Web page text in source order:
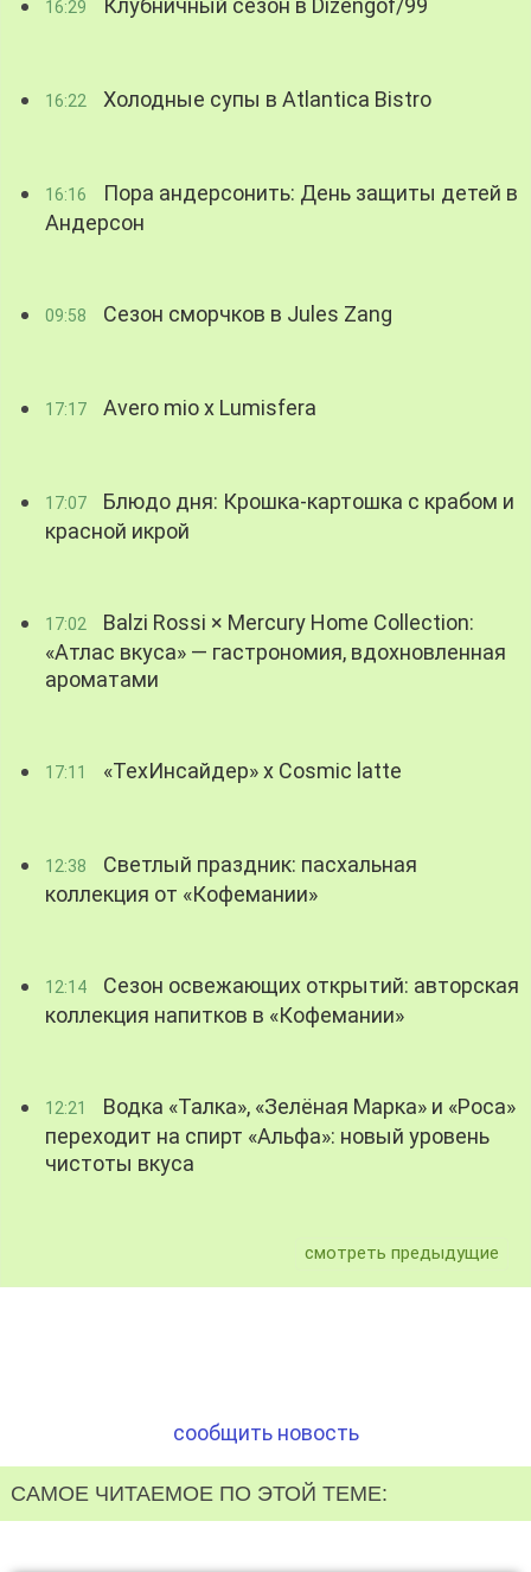
16:29 Клубничный сезон в Dizengof/99
16:22 Холодные супы в Atlantica Bistro
16:16
Пора андерсонить: День защиты детей в
Андерсон
09:58 Сезон сморчков в Jules Zang
17:17 Avero mio x Lumisfera
17:07
Блюдо дня: Крошка-картошка с крабом и
красной икрой
17:02
Balzi Rossi × Mercury Home Collection:
«Атлас вкуса» — гастрономия, вдохновленная
ароматами
17:11 «ТехИнсайдер» х Cosmic latte
12:38
Светлый праздник: пасхальная
коллекция от «Кофемании»
12:14
Сезон освежающих открытий: авторская
коллекция напитков в «Кофемании»
12:21
Водка «Талка», «Зелёная Марка» и «Роса»
переходит на спирт «Альфа»: новый уровень
чистоты вкуса
смотреть предыдущие
сообщить новость
САМОЕ ЧИТАЕМОЕ ПО ЭТОЙ ТЕМЕ: